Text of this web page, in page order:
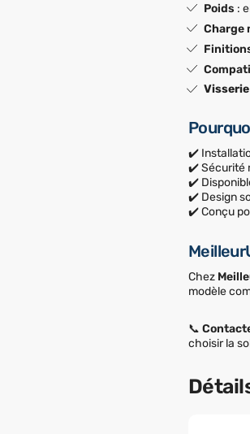
Poids :
Charge
Visserie
✔️
✔️ Sécurité
✔️
✔️ Design
✔️ Conçu
Chez
modèle
📞
choisir la